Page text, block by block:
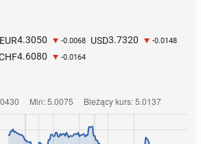
EUR4.3050 -0.0068 USD3.7320 -0.0148
4.6080 -0.0164